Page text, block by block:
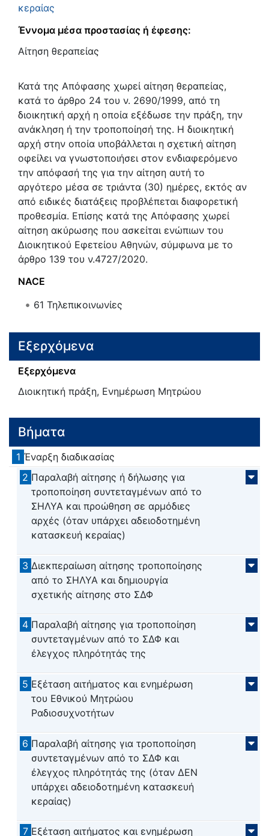
κεραίας
Έννομα μέσα προστασίας ή έφεσης:
Αίτηση θεραπείας
Κατά της Απόφασης χωρεί αίτηση θεραπείας,
κατά το άρθρο 24 του ν. 2690/1999, από τη
διοικητική αρχή η οποία εξέδωσε την πράξη, την
ανάκληση ή την τροποποίησή της. Η διοικητική
αρχή στην οποία υποβάλλεται η σχετική αίτηση
οφείλει να γνωστοποιήσει στον ενδιαφερόμενο
την απόφασή της για την αίτηση αυτή το
αργότερο μέσα σε τριάντα (30) ημέρες, εκτός αν
από ειδικές διατάξεις προβλέπεται διαφορετική
προθεσμία. Επίσης κατά της Απόφασης χωρεί
αίτηση ακύρωσης που ασκείται ενώπιων του
Διοικητικού Εφετείου Αθηνών, σύμφωνα με το
άρθρο 139 του ν.4727/2020.
NACE
61 Τηλεπικοινωνίες
Εξερχόμενα
Εξερχόμενα
Διοικητική πράξη, Ενημέρωση Μητρώου
Βήματα
1 Έναρξη διαδικασίας
2 Παραλαβή αίτησης ή δήλωσης για
τροποποίηση συντεταγμένων από το
ΣΗΛΥΑ και προώθηση σε αρμόδιες
αρχές (όταν υπάρχει αδειοδοτημένη
κατασκευή κεραίας)
3 Διεκπεραίωση αίτησης τροποποίησης
από το ΣΗΛΥΑ και δημιουργία
σχετικής αίτησης στο ΣΔΦ
4 Παραλαβή αίτησης για τροποποίηση
συντεταγμένων από το ΣΔΦ και
έλεγχος πληρότητάς της
5 Εξέταση αιτήματος και ενημέρωση
του Εθνικού Μητρώου
Ραδιοσυχνοτήτων
6 Παραλαβή αίτησης για τροποποίηση
συντεταγμένων από το ΣΔΦ και
έλεγχος πληρότητάς της (όταν ΔΕΝ
υπάρχει αδειοδοτημένη κατασκευή
κεραίας)
7 Εξέταση αιτήματος και ενημέρωση